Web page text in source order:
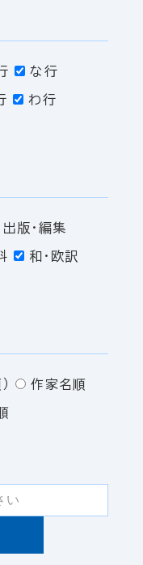
な行
わ行
出版・編集
和・欧訳
作家名順